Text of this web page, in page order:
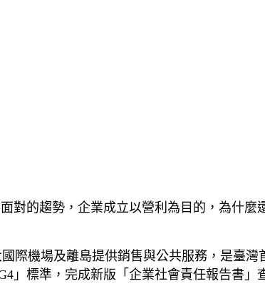
對的趨勢，企業成立以營利為目的，為什
際機場及離島提供銷售與公共服務，是臺
」標準，完成新版「企業社會責任報告書